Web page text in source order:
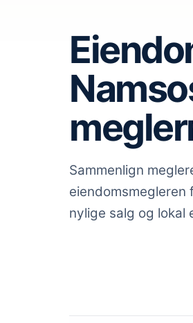
Sammenlign
nylige salg og lokal